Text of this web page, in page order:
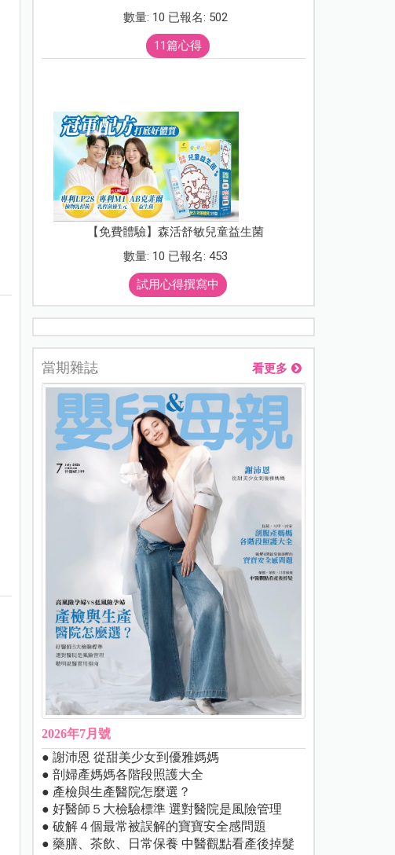
數量: 10 已報名: 502
11篇心得
【免費體驗】森活舒敏兒童益生菌
數量: 10 已報名: 453
試用心得撰寫中
當期雜誌 看更多
2026年7月號
● 謝沛恩 從甜美少女到優雅媽媽
● 剖婦產媽媽各階段照護大全
● 產檢與生產醫院怎麼選？
● 好醫師５大檢驗標準 選對醫院是風險管理
● 破解４個最常被誤解的寶寶安全感問題
● 藥膳、茶飲、日常保養 中醫觀點看產後掉髮